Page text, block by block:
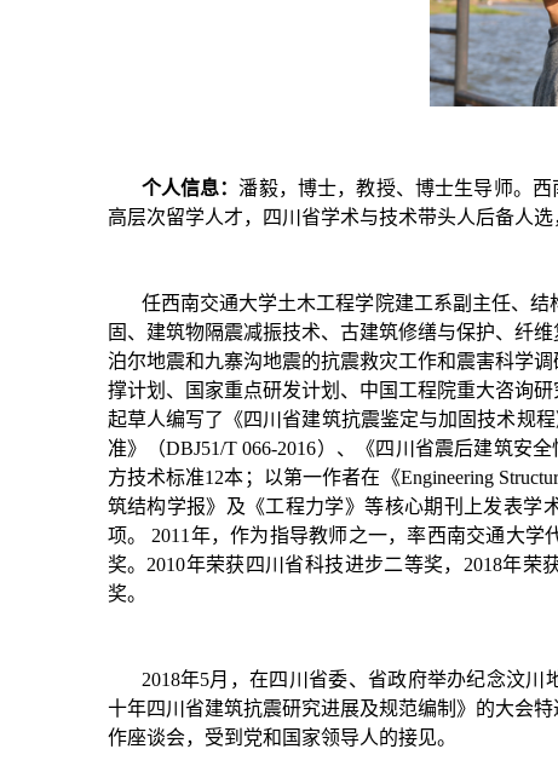
个人信息： 潘毅，博士，教授、博士生导师。
高层次留学人才，四川省学术与技术带头人后备人选
任西南交通大学土木工程学院建工系副主任、
固、建筑物隔震减振技术、古建筑修缮与保护、纤
泊尔地震和九寨沟地震的抗震救灾工作和震害科学
撑计划、国家重点研发计划、中国工程院重大咨询
起草人编写了《四川省建筑抗震鉴定与加固技术规
准》（DBJ51/T 066-2016）、《四川省震后建筑安
方技术标准12本；以第一作者在《Engineering
筑结构学报》及《工程力学》等核心期刊上发表学
项。 2011年，作为指导教师之一，率西南交通大
奖。2010年荣获四川省科技进步二等奖，2018年
奖。
2018年5月，在四川省委、省政府举办纪念汶
十年四川省建筑抗震研究进展及规范编制》的大会
作座谈会，受到党和国家领导人的接见。